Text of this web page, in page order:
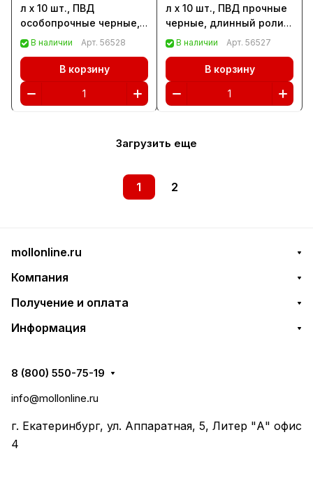
л x 10 шт., ПВД
особопрочные черные,
длинный ролик, Home
В наличии Арт. 56528
В корзину
л x 10 шт., ПВД прочные
черные, длинный ролик,
Home Palisad (927265)
В наличии Арт. 56527
В корзину
Загрузить еще
1 2
mollonline.ru
Компания
Получение и оплата
Информация
8 (800) 550-75-19
info@mollonline.ru
г. Екатеринбург, ул. Аппаратная, 5, Литер "А" офис
4